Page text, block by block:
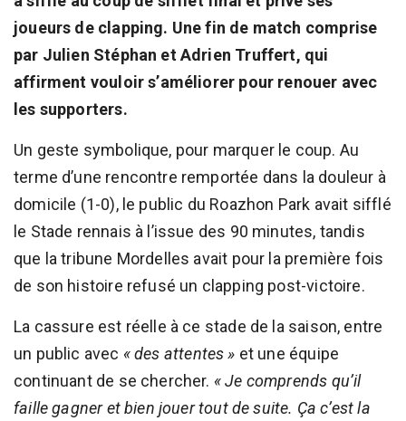
joueurs de clapping. Une fin de match comprise
par Julien Stéphan et Adrien Truffert, qui
affirment vouloir s’améliorer pour renouer avec
les supporters.
Un geste symbolique, pour marquer le coup. Au
terme d’une rencontre remportée dans la douleur à
domicile (1-0), le public du Roazhon Park avait sifflé
le Stade rennais à l’issue des 90 minutes, tandis
que la tribune Mordelles avait pour la première fois
de son histoire refusé un clapping post-victoire.
La cassure est réelle à ce stade de la saison, entre
un public avec « des attentes » et une équipe
continuant de se chercher. « Je comprends qu’il
faille gagner et bien jouer tout de suite. Ça c’est la